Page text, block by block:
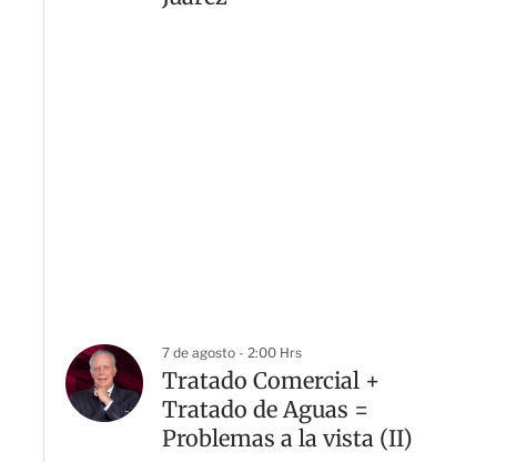
7 de agosto - 2:00 Hrs
Tratado Comercial +
Tratado de Aguas =
Problemas a la vista (II)